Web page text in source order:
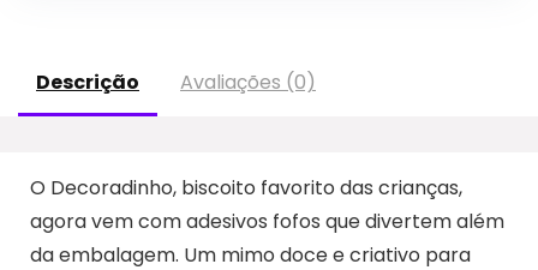
Descrição Avaliações (0)
O Decoradinho, biscoito favorito das crianças,
agora vem com adesivos fofos que divertem além
da embalagem. Um mimo doce e criativo para